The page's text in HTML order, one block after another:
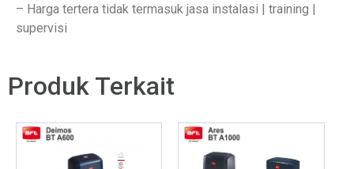
– Harga tertera tidak termasuk jasa instalasi | training |
supervisi
Produk Terkait